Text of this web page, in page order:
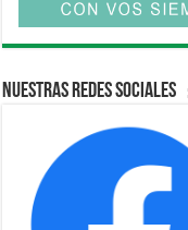
Nuestras Redes Sociales